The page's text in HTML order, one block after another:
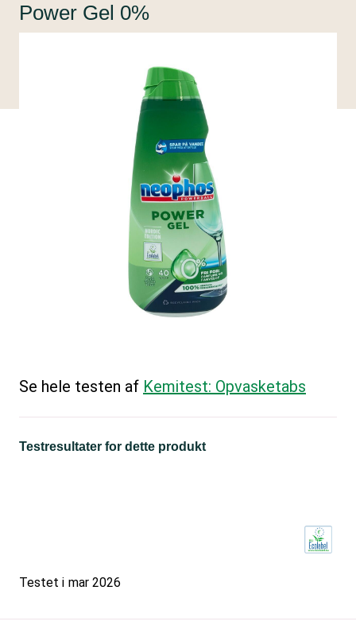
Power Gel 0%
Se hele testen af Kemitest: Opvasketabs
Testresultater for dette produkt
Testet i mar 2026